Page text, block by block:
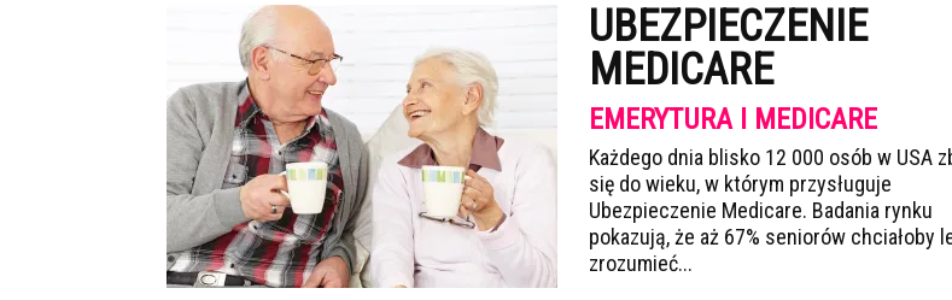
UBEZPIECZENIE
MEDICARE
EMERYTURA I MEDICARE
Każdego dnia blisko 12 000 osób w USA
się do wieku, w którym przysługuje
Ubezpieczenie Medicare. Badania rynku
pokazują, że aż 67% seniorów chciałoby
zrozumieć...